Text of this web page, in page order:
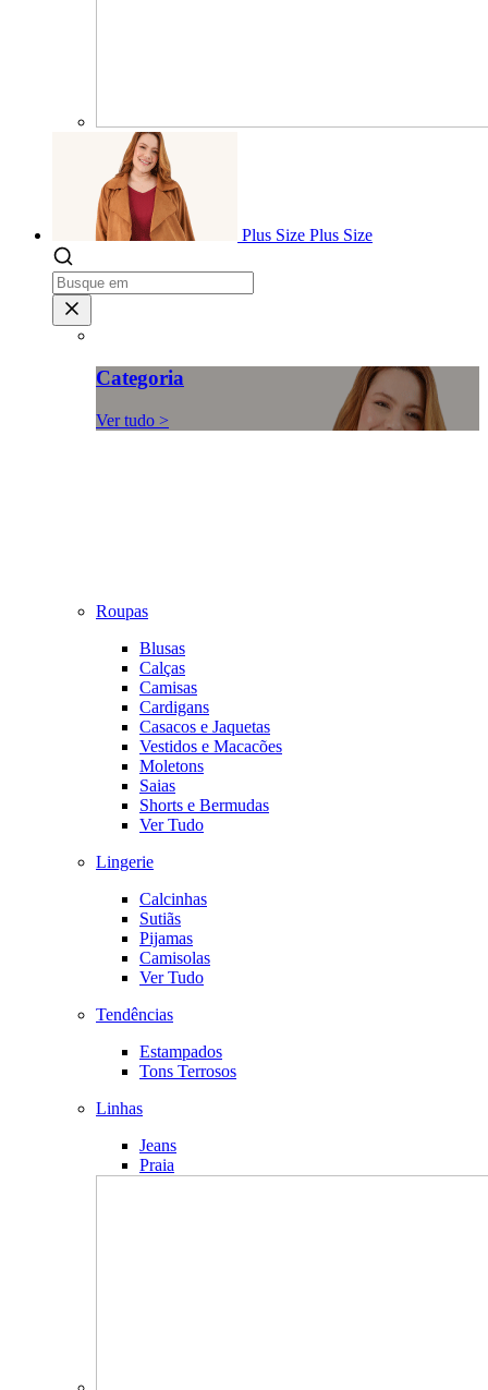
Plus Size Plus Size
Categoria
Ver tudo >
Roupas
Blusas
Calças
Camisas
Cardigans
Casacos e Jaquetas
Vestidos e Macacões
Moletons
Saias
Shorts e Bermudas
Ver Tudo
Lingerie
Calcinhas
Sutiãs
Pijamas
Camisolas
Ver Tudo
Tendências
Estampados
Tons Terrosos
Linhas
Jeans
Praia